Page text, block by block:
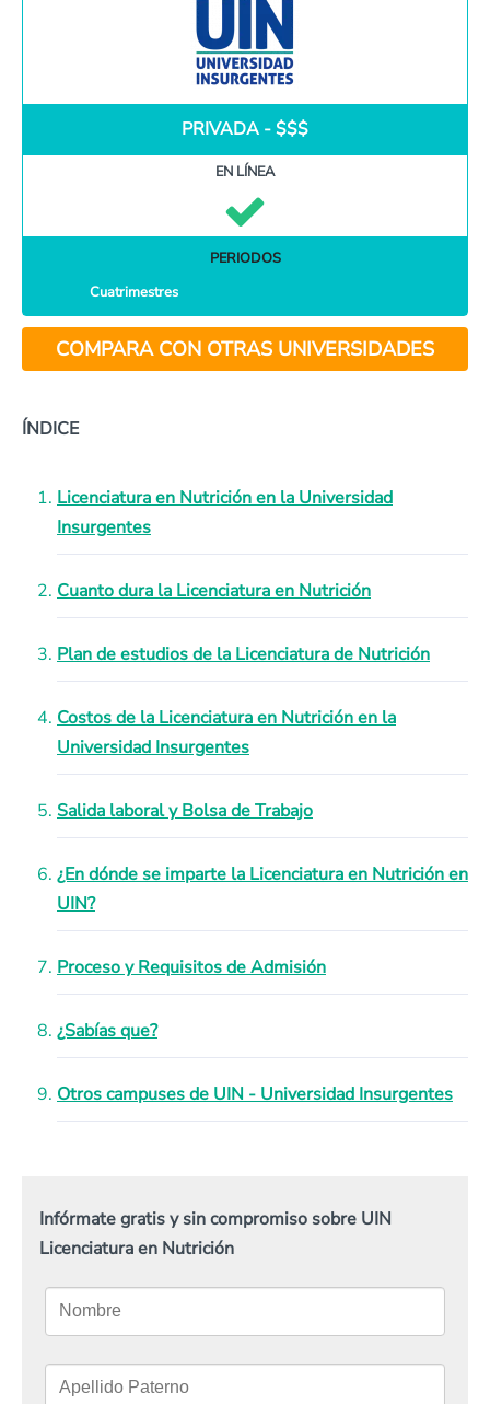
PRIVADA - $$$
EN LÍNEA
PERIODOS
Cuatrimestres
COMPARA CON OTRAS UNIVERSIDADES
ÍNDICE
Licenciatura en Nutrición en la Universidad
Insurgentes
Cuanto dura la Licenciatura en Nutrición
Plan de estudios de la Licenciatura de Nutrición
Costos de la Licenciatura en Nutrición en la
Universidad Insurgentes
Salida laboral y Bolsa de Trabajo
¿En dónde se imparte la Licenciatura en Nutrición en
UIN?
Proceso y Requisitos de Admisión
¿Sabías que?
Otros campuses de UIN - Universidad Insurgentes
Infórmate gratis y sin compromiso sobre UIN
Licenciatura en Nutrición